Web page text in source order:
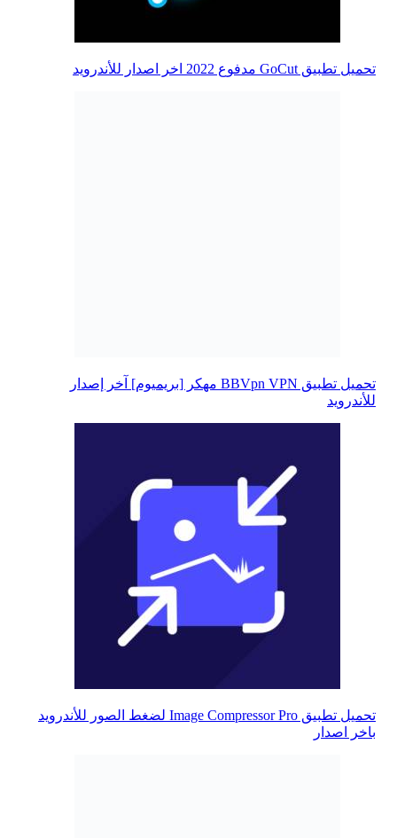
تحميل تطبيق GoCut مدفوع 2022 اخر اصدار للأندرويد
تحميل تطبيق BBVpn VPN مهكر [بريميوم] آخر إصدار
للأندرويد
تحميل تطبيق Image Compressor Pro لضغط الصور للأندرويد
باخر اصدار